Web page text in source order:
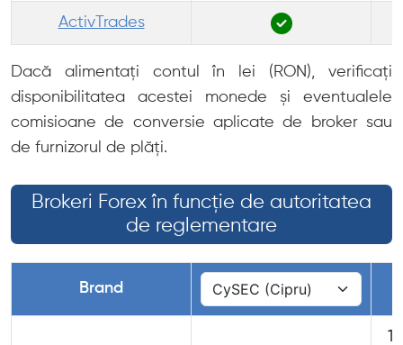
ActivTrades
Dacă alimentați contul în lei (RON), verificați
disponibilitatea acestei monede și eventualele
comisioane de conversie aplicate de broker sau
de furnizorul de plăți.
Brokeri Forex în funcție de autoritatea
de reglementare
Brand